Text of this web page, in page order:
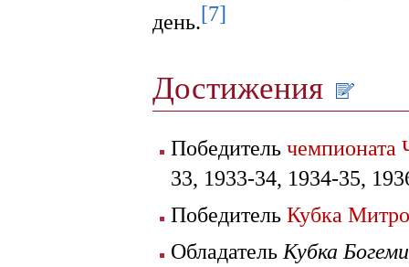
день.[7]
Достижения
Победитель чемпионата
33, 1933-34, 1934-35,
Победитель Кубка
Обладатель Кубка